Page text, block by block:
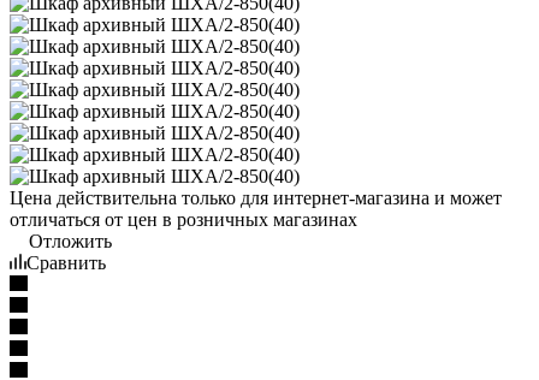
Цена действительна только для интернет-магазина и может
отличаться от цен в розничных магазинах
Отложить
Сравнить